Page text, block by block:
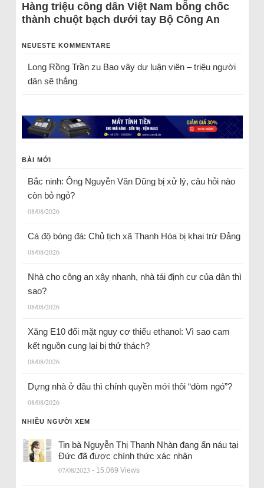
Hàng triệu công dân Việt Nam bỗng chốc
thành chuột bạch dưới tay Bộ Công An
NEUESTE KOMMENTARE
Long Rồng Trầnzu Bao vây dư luận viên – triệu người
dân sẽ thắng
BÀI MỚI
Bắc ninh: Ông Nguyễn Văn Dũng bị xử lý, câu hỏi nào
còn bỏ ngỏ?
08/08/2026
Cá độ bóng đá: Chủ tịch xã Thanh Hóa bị khai trừ Đảng
08/08/2026
Nhà cho công an xây nhanh, nhà tái định cư của dân thì
sao?
08/08/2026
Xăng E10 đối mặt nguy cơ thiếu ethanol: Vì sao cam
kết nguồn cung lại bị thử thách?
08/08/2026
Dựng nhà ở đâu thì chính quyền mới thôi “dòm ngó”?
08/08/2026
NHIỀU NGƯỜI XEM
Tin bà Nguyễn Thị Thanh Nhàn đang ẩn náu tại
Đức đã được chính thức xác nhận
07/08/2023 - 15.069 Views